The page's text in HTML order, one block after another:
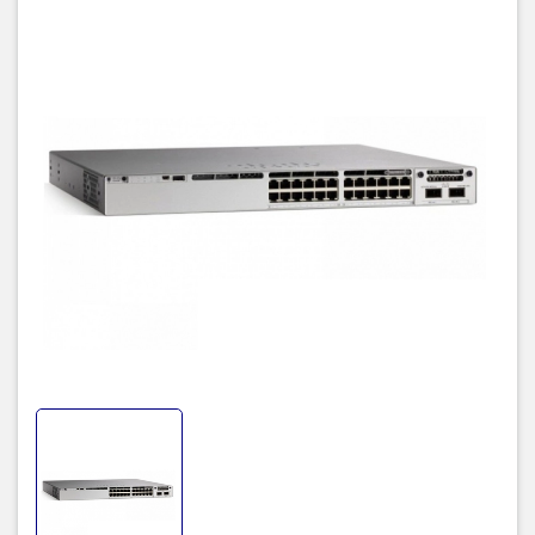
C9300-24P-E chính hãng
Thuộc tính
chuyển đổi